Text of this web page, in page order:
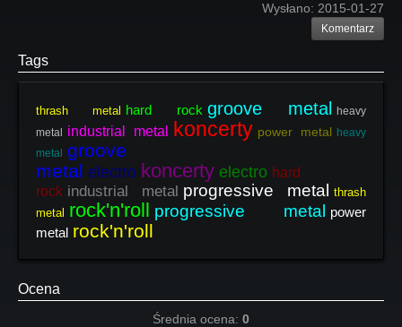
Wysłano: 2015-01-27
Komentarz
Tags
thrash metal hard rock groove metal
heavy
metal
industrial metal koncerty power metal heavy
metal groove
metal electro koncerty electro hard
rock industrial metal progressive metal
thrash
metal rock'n'roll progressive metal
power
metal rock'n'roll
Ocena
Średnia ocena: 0